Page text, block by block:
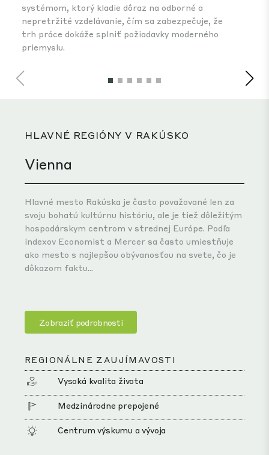
systémom, ktorý kladie dôraz na odborné a
nepretržité vzdelávanie, čím sa zabezpečuje, že
trh práce dokáže splniť požiadavky moderného
priemyslu.
HLAVNÉ REGIÓNY V RAKÚSKO
Vienna
Hlavné mesto Rakúska je často považované len za
svoju bohatú kultúrnu históriu, ale je tiež dôležitým
hospodárskym centrom v strednej Európe. Podľa
indexov Economist a Mercer sa často umiestňuje
ako mesto s najlepšou obývanosťou na svete, čo je
dôkazom faktu...
Zobraziť podrobnosti
REGIONÁLNE ZAUJÍMAVOSTI
Vysoká kvalita života
Medzinárodne prepojené
Centrum výskumu a vývoja